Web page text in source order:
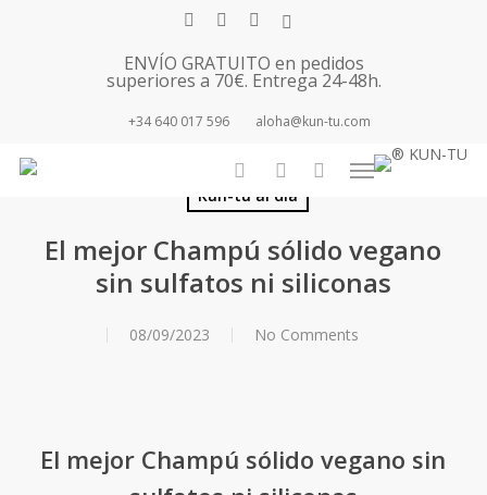
facebookyoutubeinstagram
tiktok
ENVÍO GRATUITO en pedidos
superiores a 70€. Entrega 24-48h.
+34 640 017 596 aloha@kun-tu.com
searchaccount
Menu
Kun-tu al día
El mejor Champú sólido vegano
sin sulfatos ni siliconas
08/09/2023 No Comments
El mejor Champú sólido vegano sin